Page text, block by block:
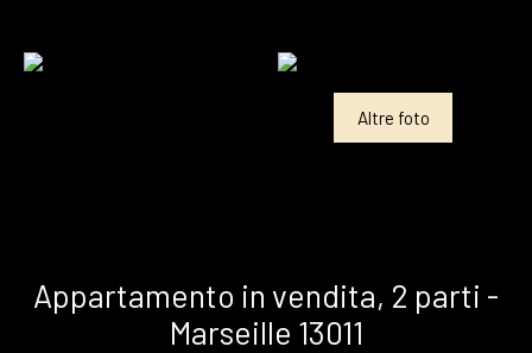
Altre foto
Appartamento in vendita, 2 parti -
Marseille 13011